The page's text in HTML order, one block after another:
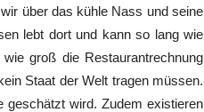
über das kühle Nass und seine
lebt dort und kann so lang wie
groß die Restaurantrechnung
Staat der Welt tragen müssen.
geschätzt wird. Zudem existieren